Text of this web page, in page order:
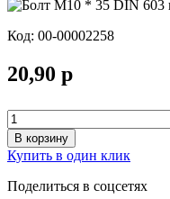
Код: 00-00002258
20,90 р
В корзину
Купить в один клик
Поделиться в соцсетях